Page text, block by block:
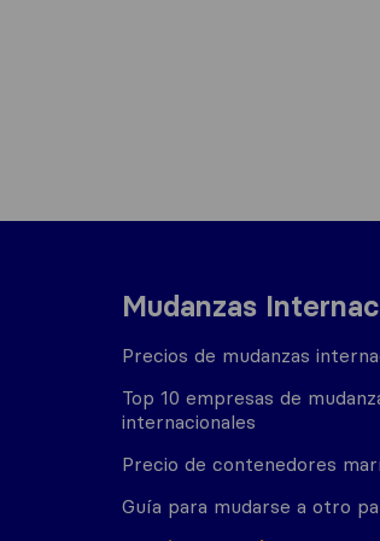
Mudanzas
Precios de mudanzas
Top 10 empresas de
internacionales
Precio de contenedores
Guía para mudarse a otro